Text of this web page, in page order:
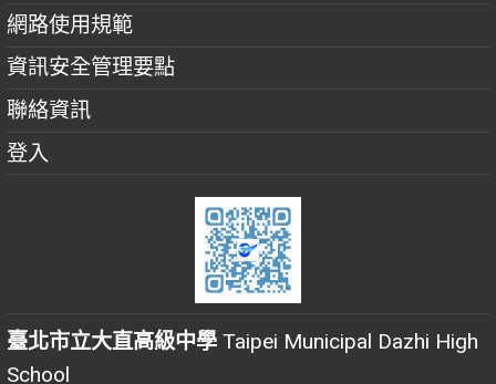
網路使用規範
資訊安全管理要點
聯絡資訊
登入
臺北市立大直高級中學 Taipei Municipal Dazhi High
School